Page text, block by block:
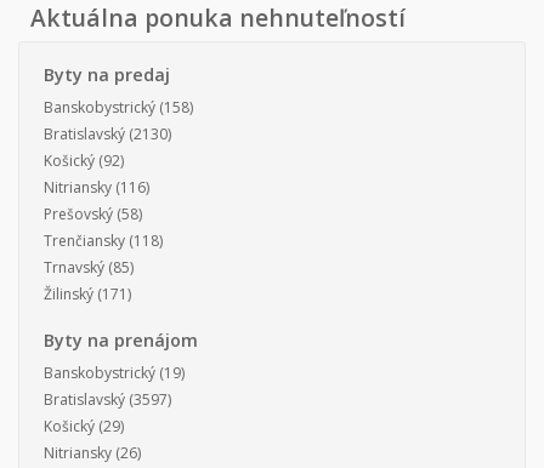
Aktuálna ponuka nehnuteľností
Byty na predaj
Banskobystrický (158)
Bratislavský (2130)
Košický (92)
Nitriansky (116)
Prešovský (58)
Trenčiansky (118)
Trnavský (85)
Žilinský (171)
Byty na prenájom
Banskobystrický (19)
Bratislavský (3597)
Košický (29)
Nitriansky (26)